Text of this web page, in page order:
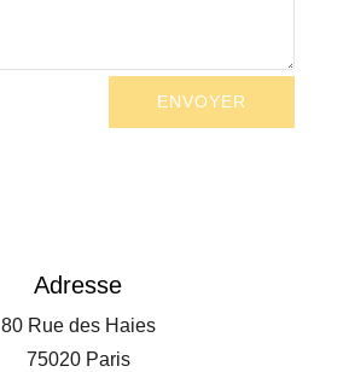
ENVOYER
Adresse
80 Rue des Haies
75020 Paris